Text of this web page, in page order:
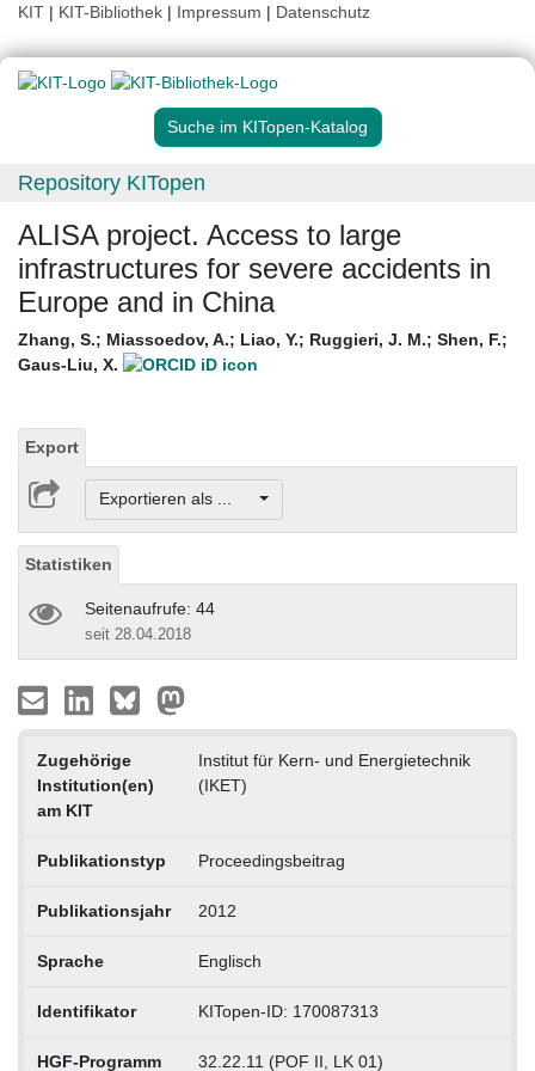
KIT | KIT-Bibliothek | Impressum | Datenschutz
Suche im KITopen-Katalog
Repository KITopen
ALISA project. Access to large
infrastructures for severe accidents in
Europe and in China
Zhang, S.; Miassoedov, A.; Liao, Y.; Ruggieri, J. M.; Shen, F.;
Gaus-Liu, X.
Export
Exportieren als ...
Statistiken
Seitenaufrufe: 44
seit 28.04.2018
Zugehörige
Institution(en)
am KIT
Institut für Kern- und Energietechnik
(IKET)
Publikationstyp Proceedingsbeitrag
Publikationsjahr 2012
Sprache Englisch
Identifikator KITopen-ID: 170087313
HGF-Programm 32.22.11 (POF II, LK 01)